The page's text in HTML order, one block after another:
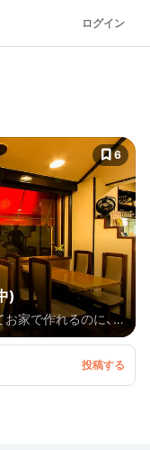
ログイン
6
)
家で作れるのに、た
ってスパイスの深み
と奥深いのかな。東
、スープカレー、スパ